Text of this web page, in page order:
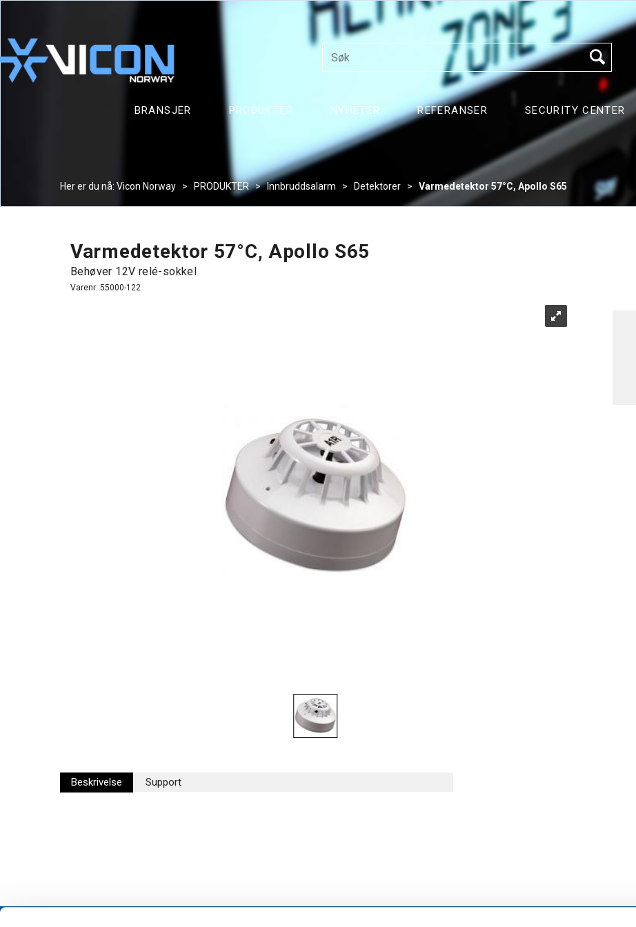
BRANSJER PRODUKTER NYHETER REFERANSER SECURITY CENTER
Her er du nå: Vicon Norway > PRODUKTER>Innbruddsalarm > Detektorer > Varmedetektor 57°C, Apollo S65
Varmedetektor 57°C, Apollo S65
Behøver 12V relé-sokkel
Varenr: 55000-122
Beskrivelse Support